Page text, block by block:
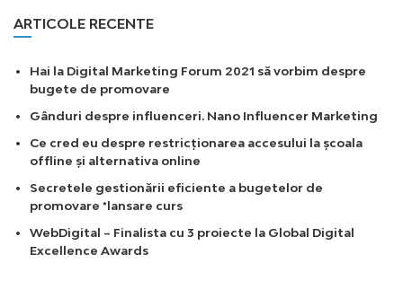
ARTICOLE RECENTE
Hai la Digital Marketing Forum 2021 să vorbim despre
bugete de promovare
Gânduri despre influenceri. Nano Influencer Marketing
Ce cred eu despre restricționarea accesului la școala
offline și alternativa online
Secretele gestionării eficiente a bugetelor de
promovare *lansare curs
WebDigital – Finalista cu 3 proiecte la Global Digital
Excellence Awards